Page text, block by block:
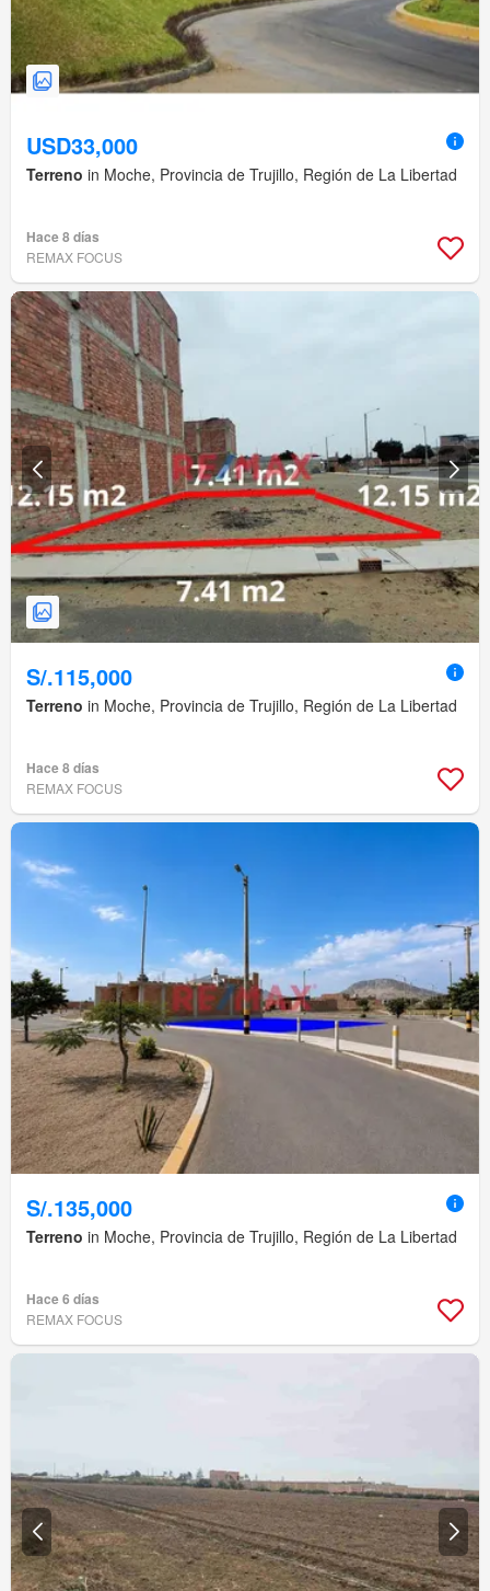
USD33,000
Terreno in Moche, Provincia de Trujillo, Región de La Libertad
Hace 8 días
REMAX FOCUS
S/.115,000
Terreno in Moche, Provincia de Trujillo, Región de La Libertad
Hace 8 días
REMAX FOCUS
S/.135,000
Terreno in Moche, Provincia de Trujillo, Región de La Libertad
Hace 6 días
REMAX FOCUS